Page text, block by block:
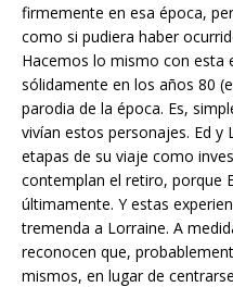
firmemente en esa época,
como si pudiera haber
Hacemos lo mismo con esta
sólidamente en los años 80
parodia de la época. Es,
vivían estos personajes. Ed y
etapas de su viaje como
contemplan el retiro, porque
últimamente. Y estas
tremenda a Lorraine. A
reconocen que,
mismos, en lugar de